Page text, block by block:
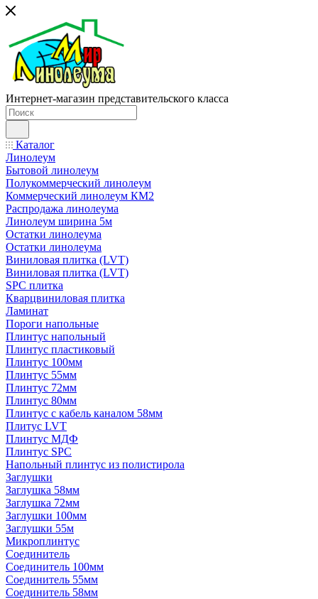
Интернет-магазин представительского класса
Каталог
Линолеум
Бытовой линолеум
Полукоммерческий линолеум
Коммерческий линолеум КМ2
Распродажа линолеума
Линолеум ширина 5м
Остатки линолеума
Остатки линолеума
Виниловая плитка (LVT)
Виниловая плитка (LVT)
SPC плитка
Кварцвиниловая плитка
Ламинат
Пороги напольные
Плинтус напольный
Плинтус пластиковый
Плинтус 100мм
Плинтус 55мм
Плинтус 72мм
Плинтус 80мм
Плинтус с кабель каналом 58мм
Плитус LVT
Плинтус МДФ
Плинтус SPC
Напольный плинтус из полистирола
Заглушки
Заглушка 58мм
Заглушка 72мм
Заглушки 100мм
Заглушки 55м
Микроплинтус
Соединитель
Соединитель 100мм
Соединитель 55мм
Соединитель 58мм